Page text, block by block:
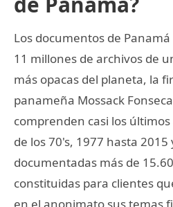
Los documentos de
11 millones de archivos de
más opacas del planeta, la
panameña Mossack
comprenden casi los
de los 70's, 1977 hasta 2015
documentadas más de
constituidas para clientes